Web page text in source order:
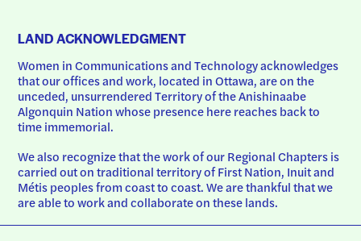
LAND ACKNOWLEDGMENT
Women in Communications and Technology acknowledges
that our offices and work, located in Ottawa, are on the
unceded, unsurrendered Territory of the Anishinaabe
Algonquin Nation whose presence here reaches back to
time immemorial.
We also recognize that the work of our Regional Chapters is
carried out on traditional territory of First Nation, Inuit and
Métis peoples from coast to coast. We are thankful that we
are able to work and collaborate on these lands.